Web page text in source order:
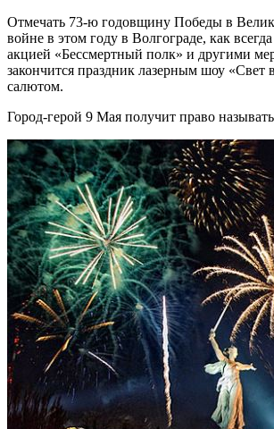
Отмечать 73-ю годовщину Победы в
войне в этом году в Волгограде, как
акцией «Бессмертный полк» и другими
закончится праздник лазерным шоу «Свет
салютом.
Город-герой 9 Мая получит право